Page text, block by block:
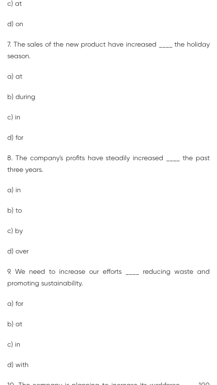
c) at
d) on
7. The sales of the new product have increased ____ the holiday
season.
a) at
b) during
c) in
d) for
8. The company's profits have steadily increased ____ the past
three years.
a) in
b) to
c) by
d) over
9. We need to increase our efforts ____ reducing waste and
promoting sustainability.
a) for
b) at
c) in
d) with